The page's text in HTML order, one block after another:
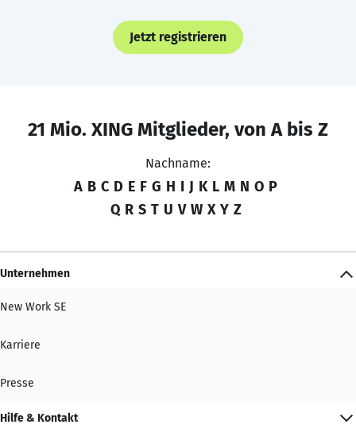
Jetzt registrieren
21 Mio. XING Mitglieder, von A bis Z
Nachname:
A B C D E F G H I J K L M N O P
Q R S T U V W X Y Z
Unternehmen
New Work SE
Karriere
Presse
Hilfe & Kontakt